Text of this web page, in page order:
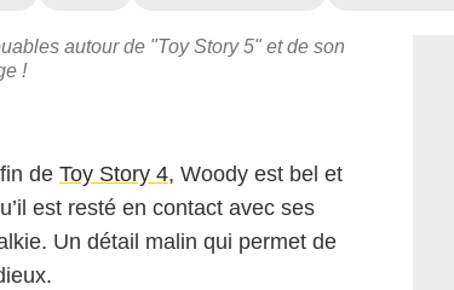
autour de "Toy Story 5" et de son
!
de Toy Story 4, Woody est bel et
est resté en contact avec ses
Un détail malin qui permet de